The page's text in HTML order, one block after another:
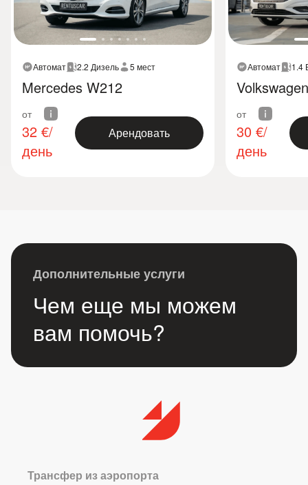
Автомат 2.2 Дизель 5 мест
Mercedes W212
от
32 €/
день
Арендовать
Автомат 1.4
от
30 €/
день
Дополнительные услуги
Чем еще мы можем
вам помочь?
Трансфер из аэропорта